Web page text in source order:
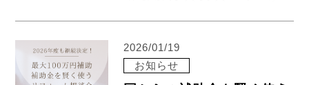
にしているのは、建物の歴史を
尊重しながら、今の暮らしに最
適化する「整え直し」の設計で
2026/01/19
お知らせ